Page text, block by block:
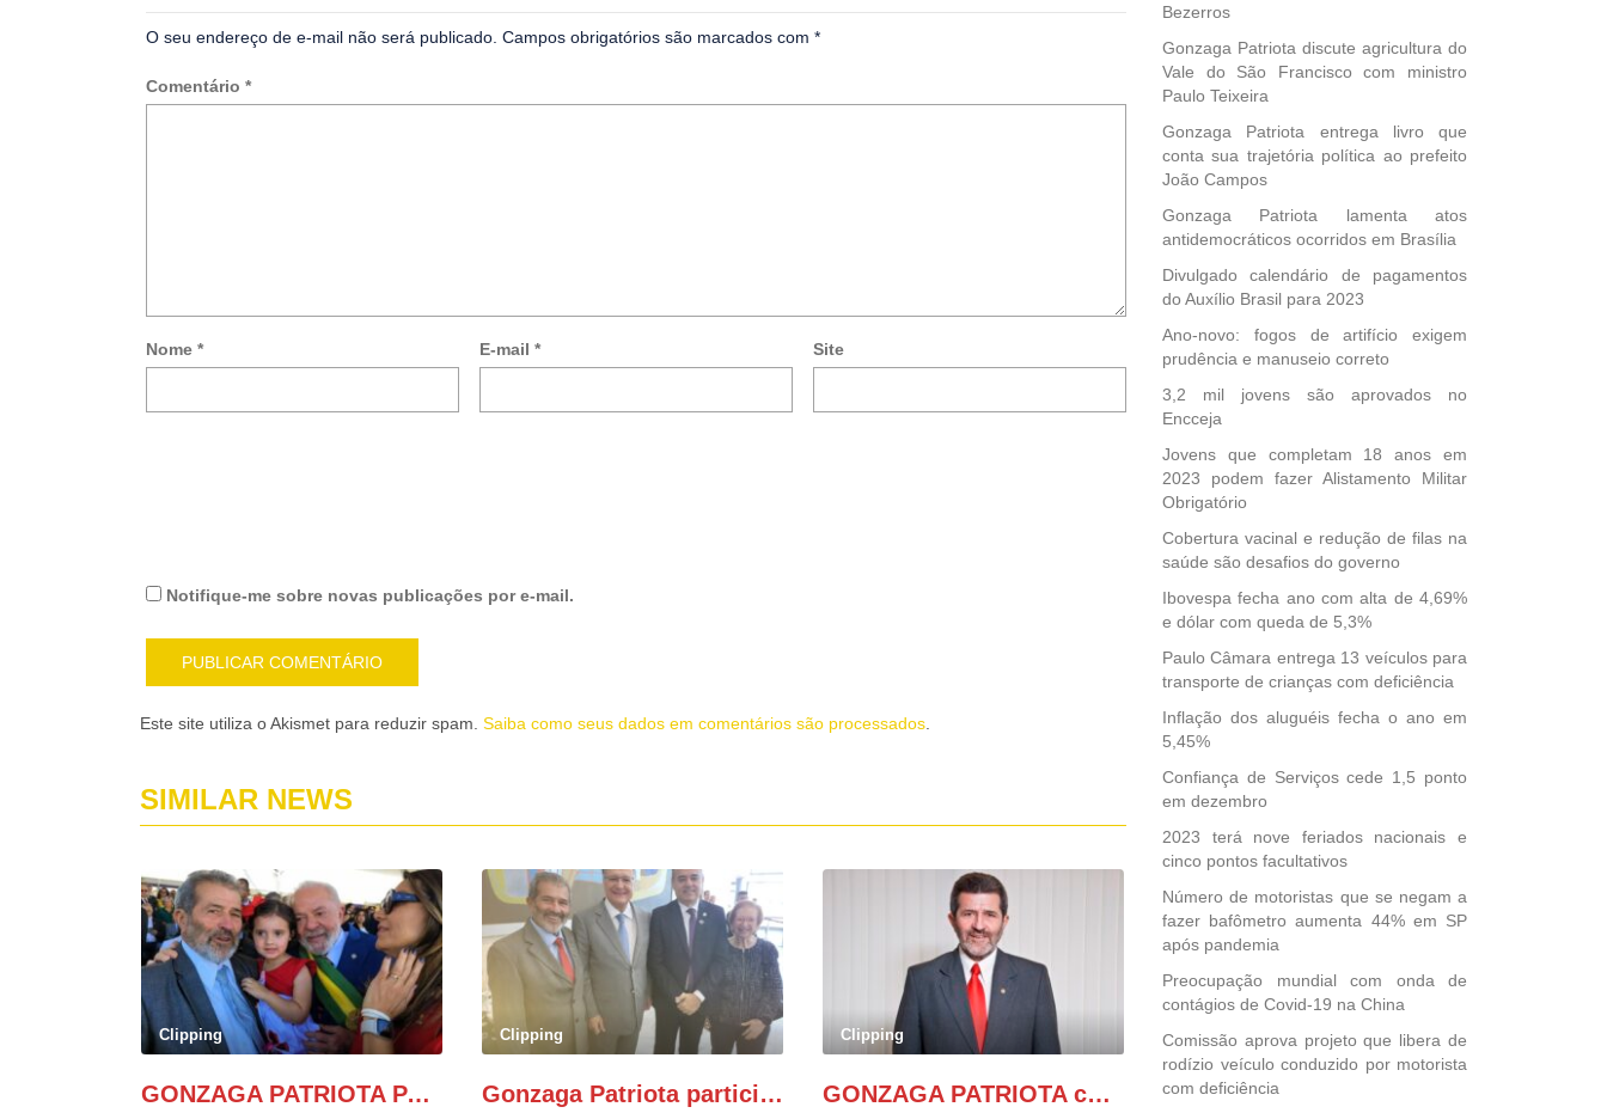
O seu endereço de e-mail não será publicado. Campos obrigatórios são marcados com *
Comentário *
Nome * E-mail *
Site
Notifique-
sobre
novos
comentários
mail.
Notifique-me sobre novas publicações por e-mail.
Este site utiliza o Akismet para reduzir spam. Saiba como seus dados em comentários são processados
SIMILAR NEWS
Clipping
GONZAGA PATRIOTA PARTICIPA DO DESFILE DA INDEPENDÊNCIA NO PALANQUE DA PRESIDÊNCIA DA REPÚBLICA E É ABRAÇADO POR LULA E POR GERALDO ALCKMIN.
Clipping
Gonzaga Patriota participa de evento em prol do desenvolvimento do Nordeste
Clipping
GONZAGA PATRIOTA comemora o retorno da FUNASA
Bezerros
Gonzaga Patriota discute agricultura do
Vale do São Francisco com ministro
Paulo Teixeira
Gonzaga Patriota entrega livro que
conta sua trajetória política ao prefeito
João Campos
Gonzaga Patriota lamenta atos
antidemocráticos ocorridos em Brasília
Divulgado calendário de pagamentos
do Auxílio Brasil para 2023
Ano-novo: fogos de artifício exigem
prudência e manuseio correto
3,2 mil jovens são aprovados no
Encceja
Jovens que completam 18 anos em
2023 podem fazer Alistamento Militar
Obrigatório
Cobertura vacinal e redução de filas na
saúde são desafios do governo
Ibovespa fecha ano com alta de 4,69%
e dólar com queda de 5,3%
Paulo Câmara entrega 13 veículos para
transporte de crianças com deficiência
Inflação dos aluguéis fecha o ano em
5,45%
Confiança de Serviços cede 1,5 ponto
em dezembro
2023 terá nove feriados nacionais e
cinco pontos facultativos
Número de motoristas que se negam a
fazer bafômetro aumenta 44% em SP
após pandemia
Preocupação mundial com onda de
contágios de Covid-19 na China
Comissão aprova projeto que libera de
rodízio veículo conduzido por motorista
com deficiência